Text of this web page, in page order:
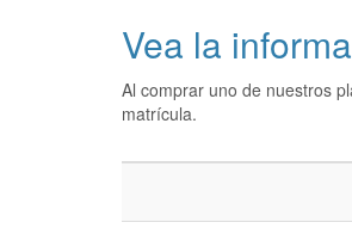
Vea la
Al comprar uno de nuestros
matrícula.